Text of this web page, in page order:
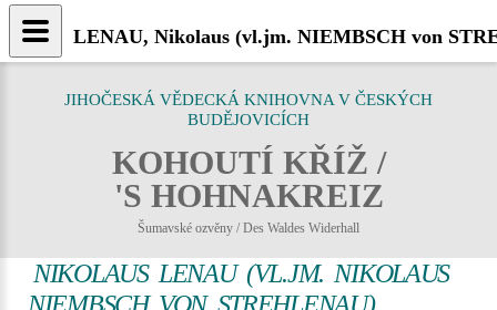
JIHOČESKÁ VĚDECKÁ KNIHOVNA V ČESKÝCH
BUDĚJOVICÍCH
KOHOUTÍ KŘÍŽ /
'S HOHNAKREIZ
Šumavské ozvěny / Des Waldes Widerhall
NIKOLAUS LENAU (VL.JM. NIKOLAUS
LENAU, Nikolaus (vl.jm. NIEMBSCH von